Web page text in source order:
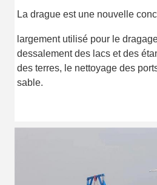
La drague est une nouvelle
largement utilisé pour le
dessalement des lacs et des
des terres, le nettoyage des
sable.